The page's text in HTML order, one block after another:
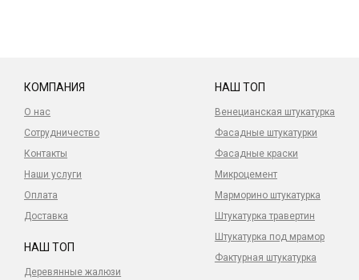
КОМПАНИЯ
О нас
Сотрудничество
Контакты
Наши услуги
Оплата
Доставка
НАШ ТОП
Венецианская штукатурка
Фасадные штукатурки
Фасадные краски
Микроцемент
Марморино штукатурка
Штукатурка травертин
Штукатурка под мрамор
Фактурная штукатурка
НАШ ТОП
Деревянные жалюзи